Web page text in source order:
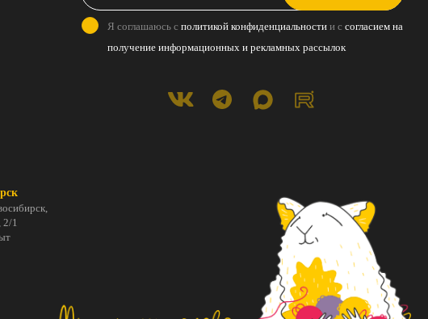
2/1
Я соглашаюсь с политикой конфиденциальности и с согласием на
получение информационных и рекламных рассылок